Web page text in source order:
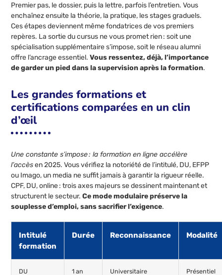
Premier pas, le dossier, puis la lettre, parfois l’entretien. Vous
enchaînez ensuite la théorie, la pratique, les stages graduels.
Ces étapes deviennent même fondatrices de vos premiers
repères. La sortie du cursus ne vous promet rien : soit une
spécialisation supplémentaire s’impose, soit le réseau alumni
offre l’ancrage essentiel.Vous ressentez, déjà, l’importance
de garder un pied dans la supervision après la formation.
Les grandes formations et
certifications comparées en un clin
d’œil
Une constante s’impose : la formation en ligne accélère
l’accèsen 2025. Vous vérifiez la notoriété de l’intitulé, DU, EFPP
ou Imago, un media ne suffit jamais à garantir la rigueur réelle.
CPF, DU, online : trois axes majeurs se dessinent maintenant et
structurent le secteur.Ce mode modulaire préserve la
souplesse d’emploi, sans sacrifier l’exigence.
Intitulé
formation
Durée Reconnaissance Modalité
DU 1 an Universitaire Présentiel